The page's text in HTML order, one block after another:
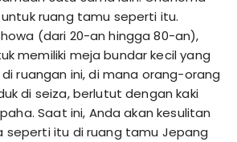
ruang tamu seperti itu.
(dari 20-an hingga 80-an),
memiliki meja bundar kecil yang
ruangan ini, di mana orang-orang
di seiza, berlutut dengan kaki
Saat ini, Anda akan kesulitan
seperti itu di ruang tamu Jepang